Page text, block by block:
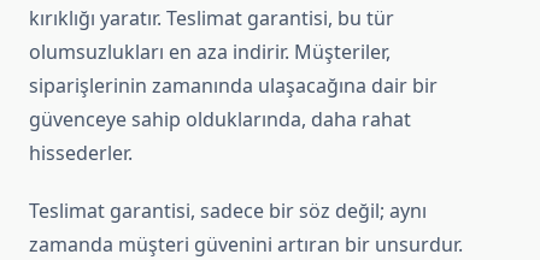
kırıklığı yaratır. Teslimat garantisi, bu tür
olumsuzlukları en aza indirir. Müşteriler,
siparişlerinin zamanında ulaşacağına dair bir
güvenceye sahip olduklarında, daha rahat
hissederler.
Teslimat garantisi, sadece bir söz değil; aynı
zamanda müşteri güvenini artıran bir unsurdur.